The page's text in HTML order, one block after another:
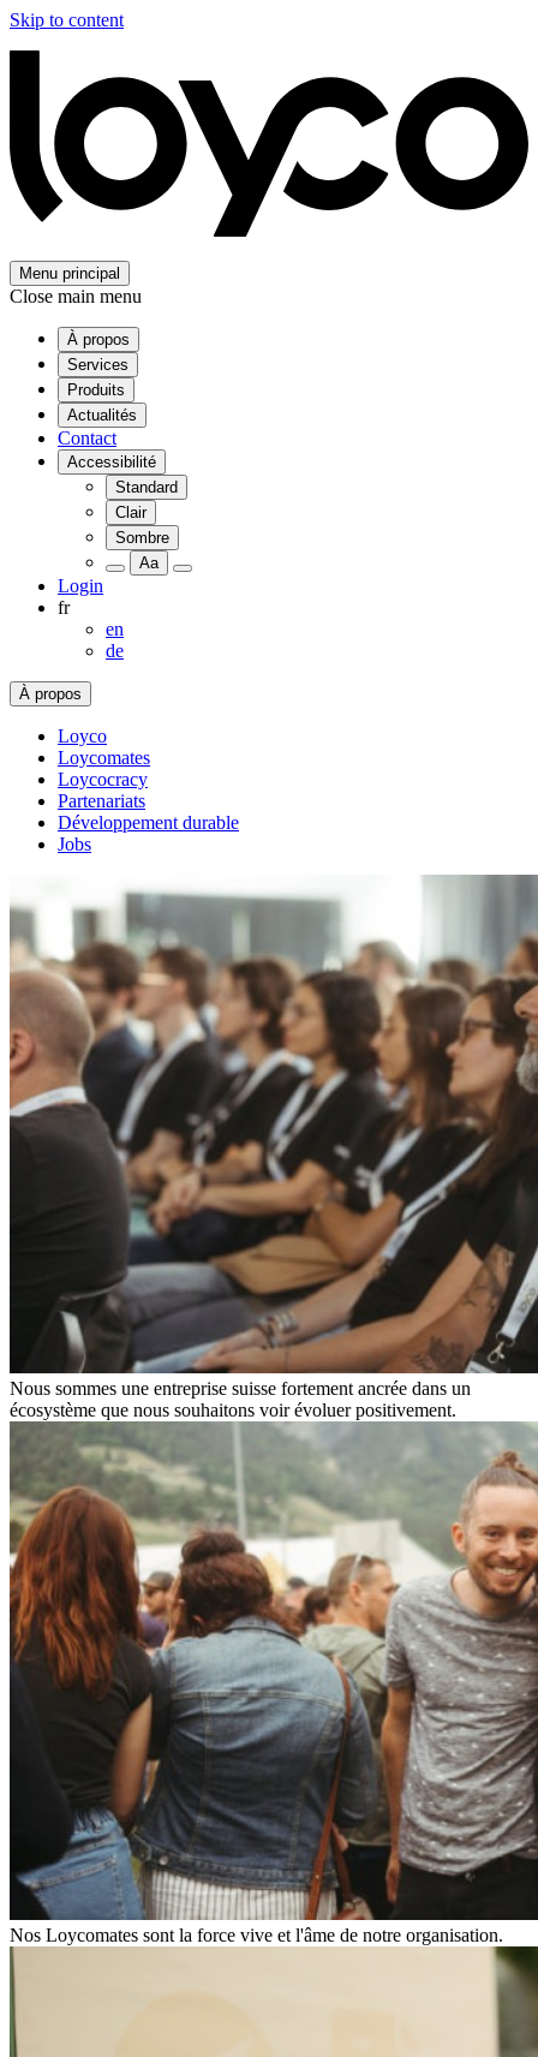
Skip to content
Menu principal
Close main menu
À propos
Services
Produits
Actualités
Contact
Accessibilité
Standard
Clair
Sombre
Aa
Login
fr
en
de
À propos
Loyco
Loycomates
Loycocracy
Partenariats
Développement durable
Jobs
Nous sommes une entreprise suisse fortement ancrée dans un
écosystème que nous souhaitons voir évoluer positivement.
Nos Loycomates sont la force vive et l'âme de notre organisation.